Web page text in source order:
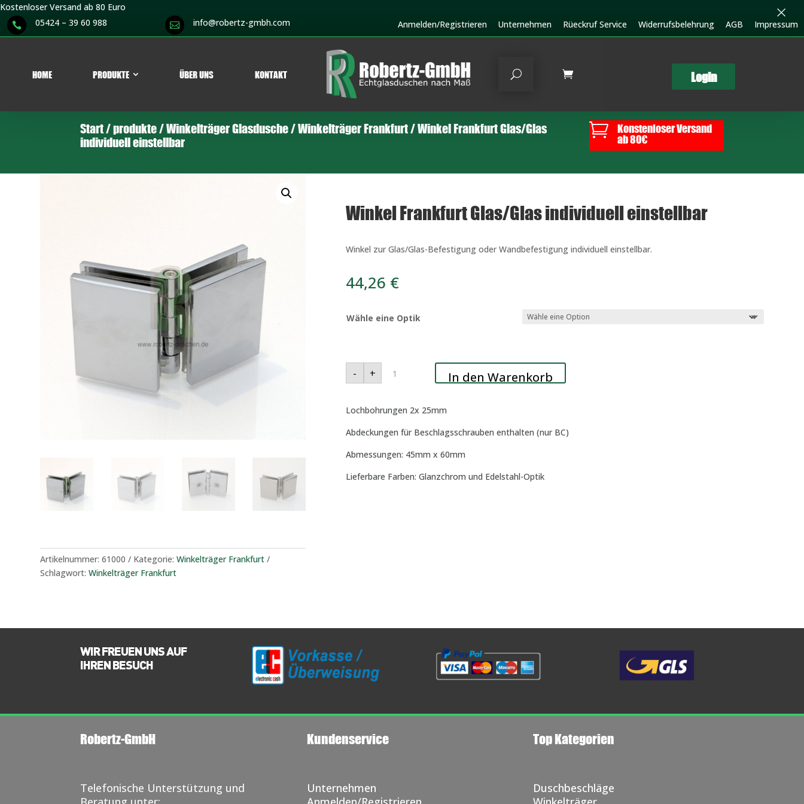
Kostenloser Versand ab 80 Euro ×
 05424 – 39 60 988  info@robertz-gmbh.com Anmelden/Registrieren Unternehmen Rüeckruf Service Widerrufsbelehrung AGB Impressum
HOME PRODUKTE ÜBER UNS KONTAKT Login
Start/produkte/Winkelträger Glasdusche/Winkelträger Frankfurt/ Winkel Frankfurt Glas/Glas
individuell einstellbar

Konstenloser Versand
ab 80€
Artikelnummer:61000 Kategorie:Winkelträger Frankfurt
Schlagwort:Winkelträger Frankfurt
Winkel Frankfurt Glas/Glas individuell einstellbar
Winkel zur Glas/Glas-Befestigung oder Wandbefestigung individuell einstellbar.
44,26 €
Wähle eine Optik
-
Winkel
Frankfurt
Glas/Glas
Menge
+ In den Warenkorb
Lochbohrungen 2x 25mm
Abdeckungen für Beschlagsschrauben enthalten (nur BC)
Abmessungen: 45mm x 60mm
Lieferbare Farben: Glanzchrom und Edelstahl-Optik
WIR FREUEN UNS AUF
IHREN BESUCH
Robertz-GmbH
Telefonische Unterstützung und
Kundenservice
Unternehmen
Top Kategorien
Duschbeschläge